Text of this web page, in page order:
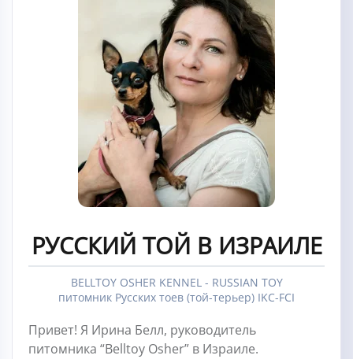
РУССКИЙ ТОЙ В ИЗРАИЛЕ
BELLTOY OSHER KENNEL - RUSSIAN TOY
питомник Русских тоев (той-терьер) IKC-FCI
Привет! Я Ирина Белл, руководитель
питомника “Belltoy Osher” в Израиле.